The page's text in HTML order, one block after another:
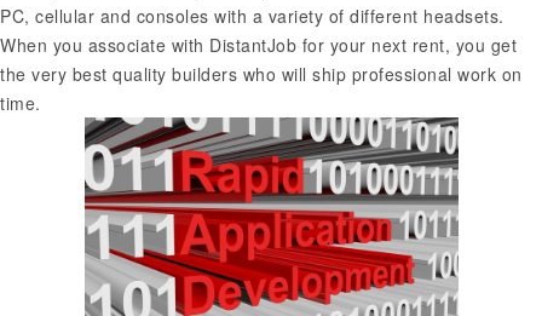
PC, cellular and consoles with a variety of different headsets.
When you associate with DistantJob for your next rent, you get
the very best quality builders who will ship professional work on
time.